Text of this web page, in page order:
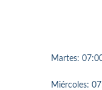
Martes:
Miércoles: